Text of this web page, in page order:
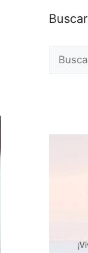
Buscar
Buscar: